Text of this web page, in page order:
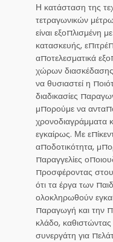
Η κατάσταση της
τετραγωνικών
είναι εξοπλισμένη
κατασκευής,
αποτελεσματικά
χώρων
να θυσιαστεί η
διαδικασίες
μπορούμε να
χρονοδιαγράμματα
εγκαίρως. Με
αποδοτικότητα,
παραγγελίες
προσφέροντας
ότι τα έργα των
ολοκληρωθούν
παραγωγή και την
κλάδο,
συνεργάτη για